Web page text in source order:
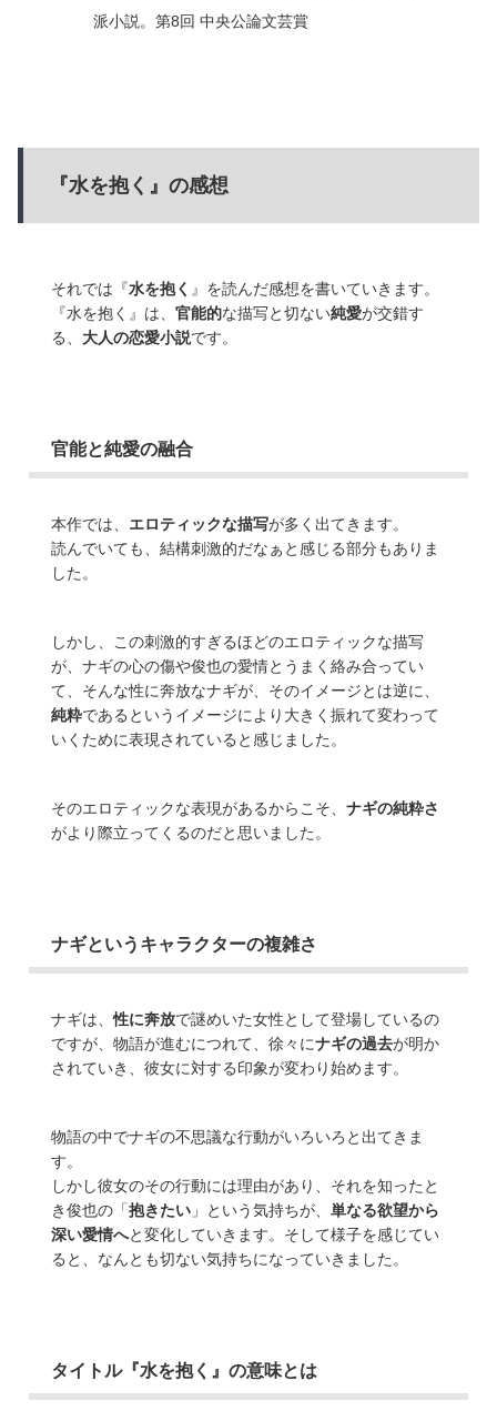
派小説。第8回 中央公論文芸賞
『水を抱く』の感想
それでは『水を抱く 』を読んだ感想を書いていきます。
『水を抱く』は、 官能的な描写と切ない純愛が交錯す
る、 大人の恋愛小説です。
官能と純愛の融合
本作では、 エロティックな描写が多く出てきます。
読んでいても、結構刺激的だなぁと感じる部分もありま
した。
しかし、この刺激的すぎるほどのエロティックな描写
が、ナギの心の傷や俊也の愛情とうまく絡み合ってい
て、そんな性に奔放なナギが、そのイメージとは逆に、
純粋であるというイメージにより大きく振れて変わって
いくために表現されていると感じました。
そのエロティックな表現があるからこそ、 ナギの純粋さ
がより際立ってくるのだと思いました。
ナギというキャラクターの複雑さ
ナギは、性に奔放で謎めいた女性として登場しているの
ですが、物語が進むにつれて、徐々にナギの過去が明か
されていき、彼女に対する印象が変わり始めます。
物語の中でナギの不思議な行動がいろいろと出てきま
す。
しかし彼女のその行動には理由があり、それを知ったと
き俊也の「抱きたい 」という気持ちが、 単なる欲望から
深い愛情へと変化していきます。そして様子を感じてい
ると、なんとも切ない気持ちになっていきました。
タイトル『水を抱く』の意味とは